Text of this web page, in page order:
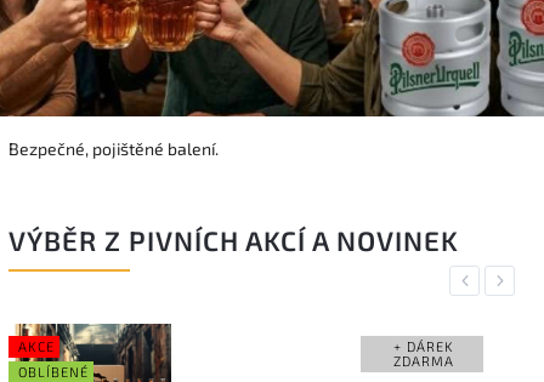
Bezpečné, pojištěné balení.
VÝBĚR Z PIVNÍCH AKCÍ A NOVINEK
Previous
AKCE
OBLÍBENÉ
+ DÁREK
ZDARMA
Next